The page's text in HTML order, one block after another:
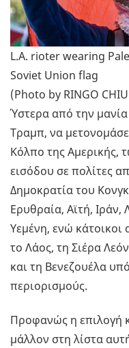
L.A. rioter wearing
Soviet Union flag
(Photo by RINGO
Ύστερα από την
Τραμπ, να
Κόλπο της Αμερικής,
εισόδου σε πολίτες
Δημοκρατία του
Ερυθραία, Αϊτή, Ιράν,
Υεμένη, ενώ
το Λάος, τη Σιέρα
και τη Βενεζουέλα
περιορισμούς.
Προφανώς η επιλογή
μάλλον στη λίστα